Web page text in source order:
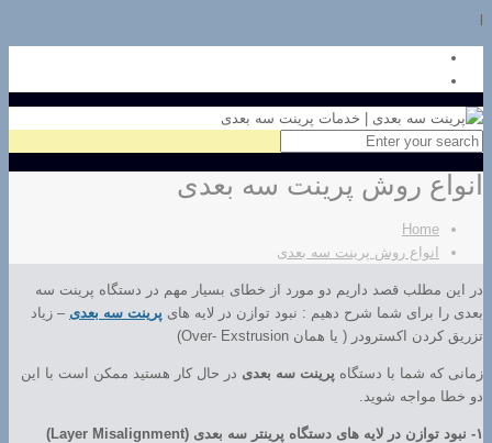
انواع روش پرینت سه بعدی
Home
انواع روش پرینت سه بعدی
در این مطلب قصد داریم دو مورد از خطای بسیار مهم در دستگاه پرینت سه
بعدی را برای شما شرح دهیم : نبود توازن در لایه های پرینت سه بعدی – زیاد
تزریق کردن اکسترودر ( یا همان Over- Exstrusion)
زمانی که شما با دستگاه پرینت سه بعدی در حال کار هستید ممکن است با این
دو خطا مواجه شوید.
۱- نبود توازن در لایه های دستگاه پرینتر سه بعدی (Layer Misalignment)